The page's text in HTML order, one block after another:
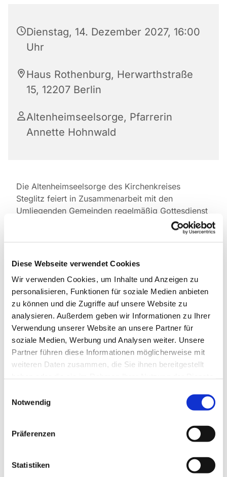
Diese Webseite verwendet Cookies
Wir verwenden Cookies, um Inhalte und Anzeigen zu
personalisieren, Funktionen für soziale Medien anbieten
zu können und die Zugriffe auf unsere Website zu
analysieren. Außerdem geben wir Informationen zu Ihrer
Verwendung unserer Website an unsere Partner für
soziale Medien, Werbung und Analysen weiter. Unsere
Partner führen diese Informationen möglicherweise mit
weiteren Daten zusammen, die Sie ihnen bereitgestellt
Notwendig
Präferenzen
Statistiken
Dienstag, 14. Dezember 2027, 16:00
Uhr
Haus Rothenburg, Herwarthstraße
15, 12207 Berlin
Altenheimseelsorge, Pfarrerin
Annette Hohnwald
Die Altenheimseelsorge des Kirchenkreises
Steglitz feiert in Zusammenarbeit mit den
Umliegenden Gemeinden regelmäßig Gottesdienst
Herwarthstraße 15, 12207 Berlin
Wir freuen uns über rege Teilnahme auch von
Angehörigen und Menschen aus Nachbarschaft
und Gemeinde.
Pfarrerin Anette Hohnwald